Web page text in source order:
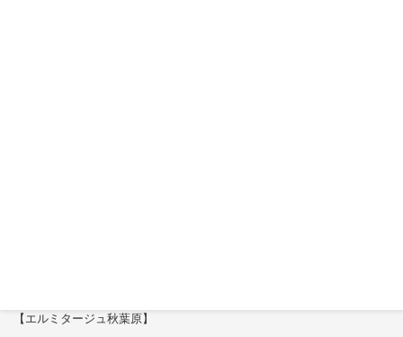
【エルミタージュ秋葉原】